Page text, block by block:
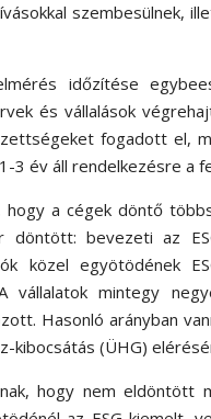
szembesülnek,
időzítése
és vállalások
fogadott el,
3 év áll rendelkezésre a
a cégek döntő
döntött: bevezeti az
közel egyötödének
vállalatok mintegy
Hasonló arányban
kibocsátás (ÜHG)
hogy nem eldöntött